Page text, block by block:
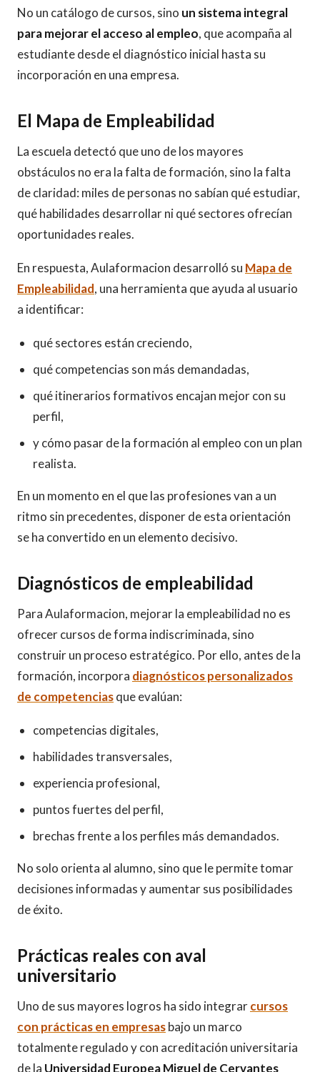
No un catálogo de cursos, sino un sistema integral
para mejorar el acceso al empleo, que acompaña al
estudiante desde el diagnóstico inicial hasta su
incorporación en una empresa.
El Mapa de Empleabilidad
La escuela detectó que uno de los mayores
obstáculos no era la falta de formación, sino la falta
de claridad: miles de personas no sabían qué estudiar,
qué habilidades desarrollar ni qué sectores ofrecían
oportunidades reales.
En respuesta, Aulaformacion desarrolló su Mapa de
Empleabilidad, una herramienta que ayuda al usuario
a identificar:
qué sectores están creciendo,
qué competencias son más demandadas,
qué itinerarios formativos encajan mejor con su
perfil,
y cómo pasar de la formación al empleo con un plan
realista.
En un momento en el que las profesiones van a un
ritmo sin precedentes, disponer de esta orientación
se ha convertido en un elemento decisivo.
Diagnósticos de empleabilidad
Para Aulaformacion, mejorar la empleabilidad no es
ofrecer cursos de forma indiscriminada, sino
construir un proceso estratégico. Por ello, antes de la
formación, incorpora diagnósticos personalizados
de competenciasque evalúan:
competencias digitales,
habilidades transversales,
experiencia profesional,
puntos fuertes del perfil,
brechas frente a los perfiles más demandados.
No solo orienta al alumno, sino que le permite tomar
decisiones informadas y aumentar sus posibilidades
de éxito.
Prácticas reales con aval
universitario
Uno de sus mayores logros ha sido integrarcursos
con prácticas en empresasbajo un marco
totalmente regulado y con acreditación universitaria
de la Universidad Europea Miguel de Cervantes